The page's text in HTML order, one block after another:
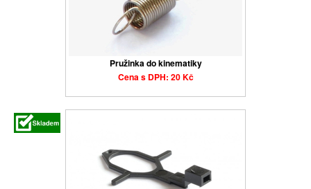
Pružinka do kinematiky
Cena s DPH: 20 Kč